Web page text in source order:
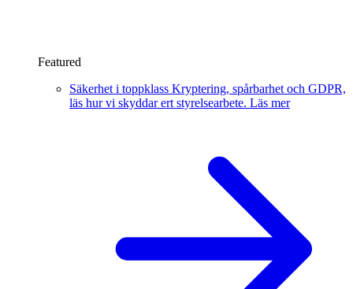
Featured
Säkerhet i toppklass Kryptering, spårbarhet och GDPR,
läs hur vi skyddar ert styrelsearbete. Läs mer